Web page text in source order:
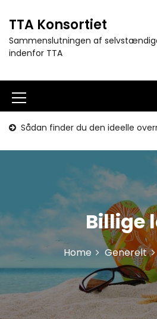
c
n
n
TTA Konsortiet
Sammenslutningen af
indenfor TTA
M
e
n
o
n
Sådan finder du den ideelle
Billige
Home Generelt